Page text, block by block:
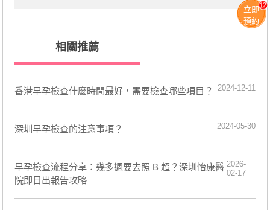
相關推薦
​香港早孕檢查什麼時間最好，需要檢查哪些項目？ 2024-12-11
深圳​早孕檢查的注意事項？ 2024-05-30
早孕檢查流程分享：幾多週要去照 B 超？深圳怡康醫
院即日出報告攻略
2026-
02-17
立即
預約
12